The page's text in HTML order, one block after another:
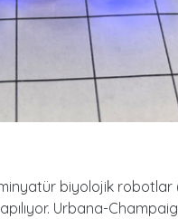
biyolojik
Urbana-